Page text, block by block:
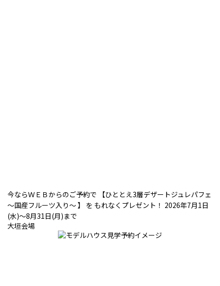
今ならＷＥＢからのご予約で 【ひととえ3層デザートジュレパフェ
～国産フルーツ入り～ 】 を もれなくプレゼント！ 2026年7月1日
(水)～8月31日(月)まで
大垣会場